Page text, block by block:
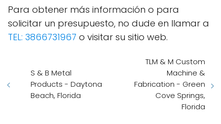
Para obtener más información o para
solicitar un presupuesto, no dude en llamar a
TEL: 3866731967 o visitar su sitio web.
S & B Metal
Products - Daytona
Beach, Florida
TLM & M Custom
Machine &
Fabrication - Green
Cove Springs,
Florida